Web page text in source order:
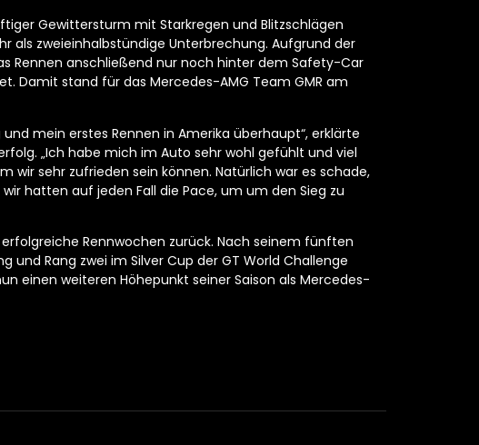
Gewittersturm mit Starkregen und Blitzschlägen
als zweieinhalbstündige Unterbrechung. Aufgrund der
Rennen anschließend nur noch hinter dem Safety-Car
Damit stand für das Mercedes-AMG Team GMR am
mein erstes Rennen in Amerika überhaupt“, erklärte
„Ich habe mich im Auto sehr wohl gefühlt und viel
wir sehr zufrieden sein können. Natürlich war es schade,
hatten auf jeden Fall die Pace, um um den Sieg zu
Rennwochen zurück. Nach seinem fünften
und Rang zwei im Silver Cup der GT World Challenge
einen weiteren Höhepunkt seiner Saison als Mercedes-